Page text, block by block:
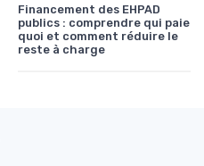
Financement des EHPAD
publics : comprendre qui paie
quoi et comment réduire le
reste à charge